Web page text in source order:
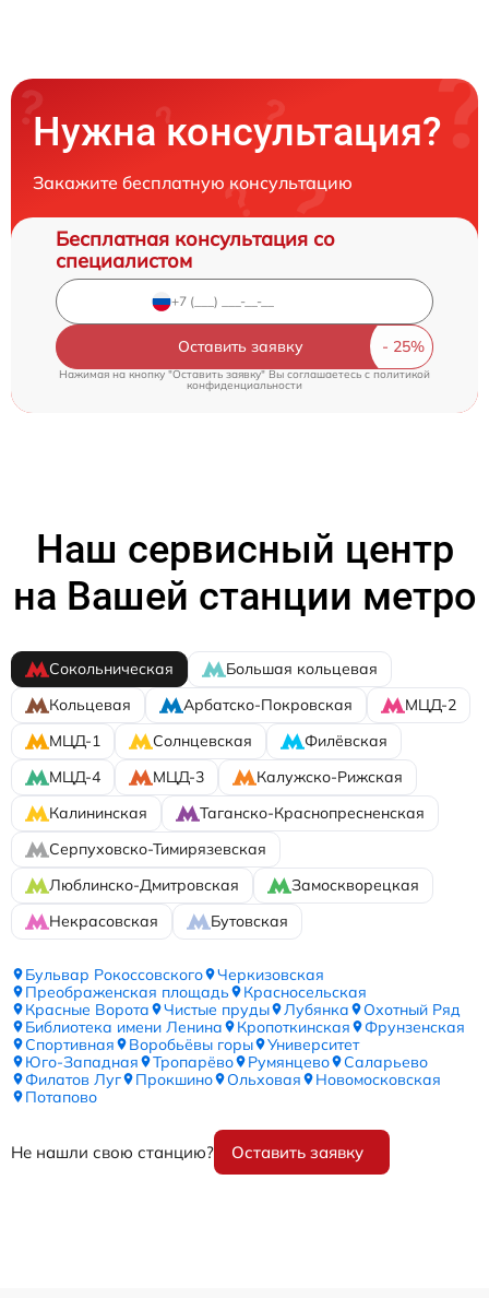
Нужна консультация?
Закажите бесплатную консультацию
Бесплатная консультация со
специалистом
Оставить заявку
Нажимая на кнопку "Оставить заявку" Вы соглашаетесь cполитикой
конфиденциальности
Наш сервисный центр
на Вашей станции метро
Сокольническая
Большая кольцевая
Кольцевая
Арбатско-Покровская
МЦД-2
МЦД-1
Солнцевская
Филёвская
МЦД-4
МЦД-3
Калужско-Рижская
Калининская
Таганско-Краснопресненская
Серпуховско-Тимирязевская
Люблинско-Дмитровская
Замоскворецкая
Некрасовская
Бутовская
Бульвар Рокоссовского
Черкизовская
Преображенская площадь
Красносельская
Красные Ворота
Чистые пруды Лубянка
Охотный Ряд
Библиотека имени Ленина
Кропоткинская
Фрунзенская
Спортивная
Воробьёвы горы
Университет
Юго-Западная
Тропарёво Румянцево
Саларьево
Филатов Луг
Прокшино Ольховая
Новомосковская
Потапово
Не нашли свою станцию? Оставить заявку